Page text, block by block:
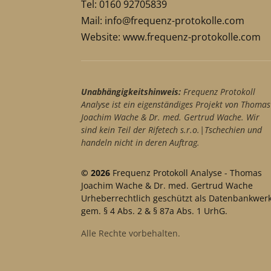
Tel: 0160 92705839
Mail: info@frequenz-protokolle.com
Website:www.frequenz-protokolle.com
Unabhängigkeitshinweis: Frequenz Protokoll
Analyse ist ein eigenständiges Projekt von Thomas
Joachim Wache & Dr. med. Gertrud Wache. Wir
sind kein Teil der Rifetech s.r.o.|Tschechien und
handeln nicht in deren Auftrag.
© 2026 Frequenz Protokoll Analyse - Thomas
Joachim Wache & Dr. med. Gertrud Wache
Urheberrechtlich geschützt als
gem. § 4 Abs. 2 & § 87a Abs. 1 UrhG.
Alle Rechte vorbehalten.